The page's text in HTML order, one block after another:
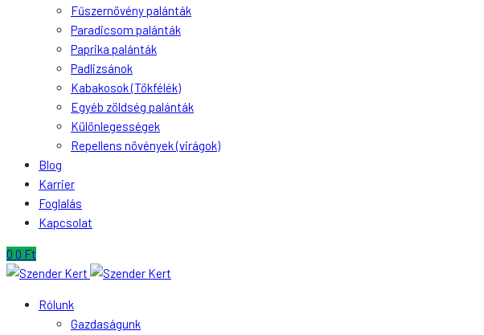
Fűszernövény palánták
Paradicsom palánták
Paprika palánták
Padlizsánok
Kabakosok (Tökfélék)
Egyéb zöldség palánták
Különlegességek
Repellens növények (virágok)
Blog
Karrier
Foglalás
Kapcsolat
0 0 Ft
Rólunk
Gazdaságunk